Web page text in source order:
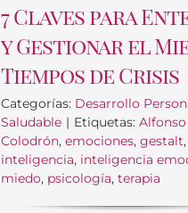
7 Claves para
y Gestionar el
Tiempos de Crisis
Categorías: Desarrollo
Saludable | Etiquetas:Alfonso
Colodrón,emociones,gestalt,
inteligencia, inteligencia
miedo, psicología,terapia